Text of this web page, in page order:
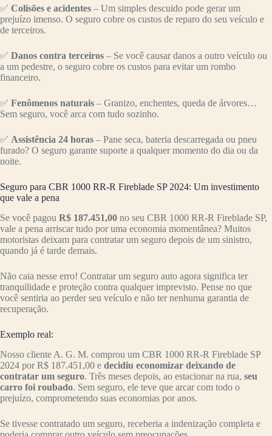
✅ Colisões e acidentes – Um simples descuido pode gerar um
prejuízo imenso. O seguro cobre os custos de reparo do seu veículo e
de terceiros.
✅ Danos contra terceiros – Se você causar danos a outro veículo ou
a um pedestre, o seguro cobre os custos para evitar um rombo
financeiro.
✅ Fenômenos naturais – Granizo, enchentes, queda de árvores…
Sem seguro, você arca com tudo sozinho.
✅ Assistência 24 horas – Pane seca, bateria descarregada ou pneu
furado? O seguro garante suporte a qualquer momento do dia ou da
noite.
Seguro para CBR 1000 RR-R Fireblade SP 2024: Um investimento
que vale a pena
Se você pagou R$ 187.451,00 no seu CBR 1000 RR-R Fireblade SP,
vale a pena arriscar tudo por uma economia momentânea? Muitos
motoristas deixam para contratar um seguro depois de um sinistro,
quando já é tarde demais.
Não caia nesse erro! Contratar um seguro auto agora significa ter
tranquilidade e proteção contra qualquer imprevisto. Pense no que
você sentiria ao perder seu veículo e não ter nenhuma garantia de
recuperação.
Exemplo real:
Nosso cliente A. G. M. comprou um CBR 1000 RR-R Fireblade SP
2024 por R$ 187.451,00 e decidiu economizar deixando de
contratar um seguro. Três meses depois, ao estacionar na rua, seu
carro foi roubado. Sem seguro, ele teve que arcar com todo o
prejuízo, comprometendo suas economias por anos.
Se tivesse contratado um seguro, receberia a indenização completa e